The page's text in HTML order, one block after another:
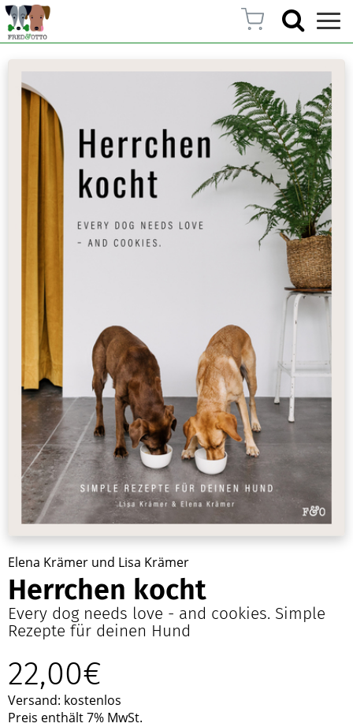
Elena Krämer und Lisa Krämer
Herrchen kocht
Every dog needs love - and cookies. Simple
Rezepte für deinen Hund
22,00€
Versand: kostenlos
Preis enthält 7% MwSt.